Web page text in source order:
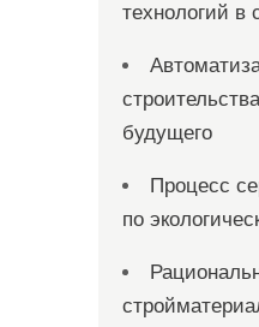
технологий в
будущего
Процесс
по